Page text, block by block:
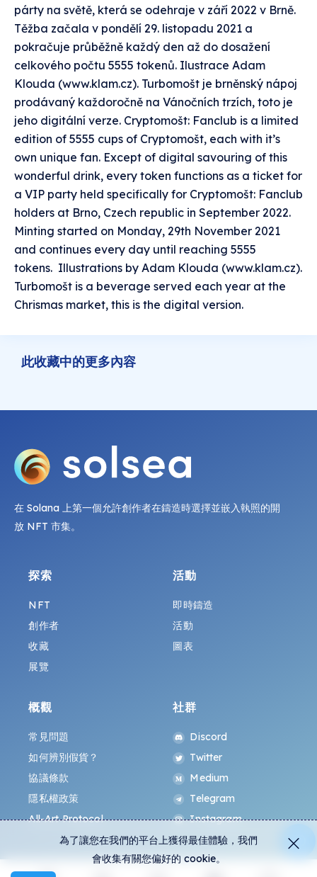
párty na světě, která se odehraje v září 2022 v Brně.
Těžba začala v pondělí 29. listopadu 2021 a
pokračuje průběžně každý den až do dosažení
celkového počtu 5555 tokenů. Ilustrace Adam
Klouda (www.klam.cz). Turbomošt je brněnský nápoj
prodávaný každoročně na Vánočních trzích, toto je
jeho digitální verze. Cryptomošt: Fanclub is a limited
edition of 5555 cups of Cryptomošt, each with it’s
own unique fan. Except of digital savouring of this
wonderful drink, every token functions as a ticket for
a VIP party held specifically for Cryptomošt: Fanclub
holders at Brno, Czech republic in September 2022.
Minting started on Monday, 29th November 2021
and continues every day until reaching 5555
tokens. Illustrations by Adam Klouda (www.klam.cz).
Turbomošt is a beverage served each year at the
Chrismas market, this is the digital version.
此收藏中的更多內容
在 Solana 上第一個允許創作者在鑄造時選擇並嵌入執照的開
放 NFT 市集。
探索
NFT
創作者
收藏
展覽
活動
即時鑄造
活動
圖表
概觀
常見問題
如何辨別假貨？
協議條款
隱私權政策
All-Art Protocol
社群
Discord
Twitter
Medium
Telegram
Instagram
為了讓您在我們的平台上獲得最佳體驗，我們
會收集有關您偏好的 cookie。